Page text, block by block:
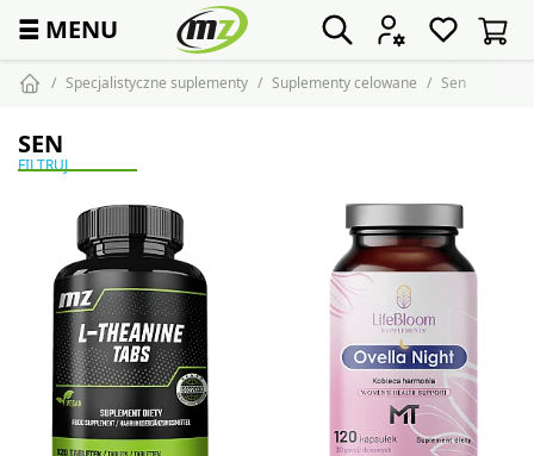
☰ MENU
Specjalistyczne suplementy Suplementy celowane Sen
SEN
FILTRUJ